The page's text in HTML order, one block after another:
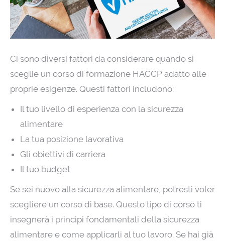
Ci sono diversi fattori da considerare quando si
sceglie un corso di formazione HACCP adatto alle
proprie esigenze. Questi fattori includono:
Il tuo livello di esperienza con la sicurezza
alimentare
La tua posizione lavorativa
Gli obiettivi di carriera
Il tuo budget
Se sei nuovo alla sicurezza alimentare, potresti voler
scegliere un corso di base. Questo tipo di corso ti
insegnerà i principi fondamentali della sicurezza
alimentare e come applicarli al tuo lavoro. Se hai già